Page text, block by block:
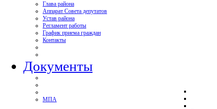
Глава района
Аппарат Совета депутатов
Устав района
Регламент работы
График приема граждан
Контакты
Документы
МПА